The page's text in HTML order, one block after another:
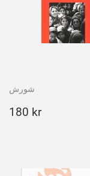
شورش
Ordinarie
180 kr180